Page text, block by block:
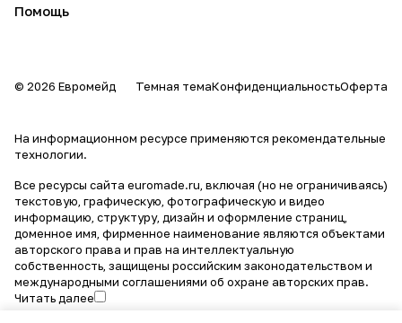
Помощь
© 2026 Евромейд Темная темаКонфиденциальностьОферта
На информационном ресурсе применяются рекомендательные
технологии.
Все ресурсы сайта euromade.ru, включая (но не ограничиваясь)
текстовую, графическую, фотографическую и видео
информацию, структуру, дизайн и оформление страниц,
доменное имя, фирменное наименование являются объектами
авторского права и прав на интеллектуальную
собственность, защищены российским законодательством и
международными соглашениями об охране авторских прав.
Читать далее